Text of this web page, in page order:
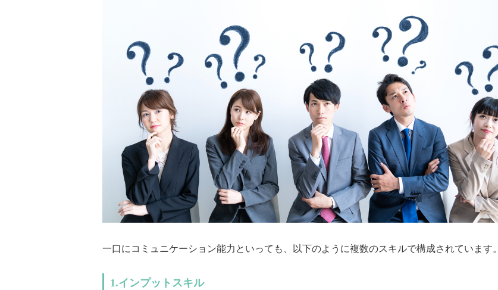
一口にコミュニケーション能力といっても、以下のように複数のスキルで構成されています。
1.インプットスキル